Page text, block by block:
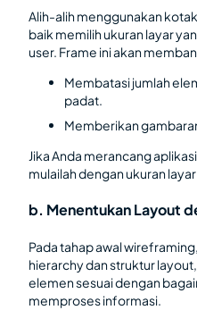
Alih-alih menggunakan
baik memilih ukuran layar
user. Frame ini akan
Membatasi jumlah
padat.
Memberikan
Jika Anda merancang
mulailah dengan ukuran
b. Menentukan Layout
Pada tahap awal
hierarchy dan struktur
elemen sesuai dengan
memproses informasi.